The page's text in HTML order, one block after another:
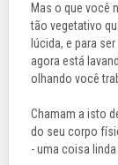
Mas o que você
tão vegetativo
lúcida, e para
agora está
olhando você
Chamam a isto
do seu corpo
- uma coisa linda